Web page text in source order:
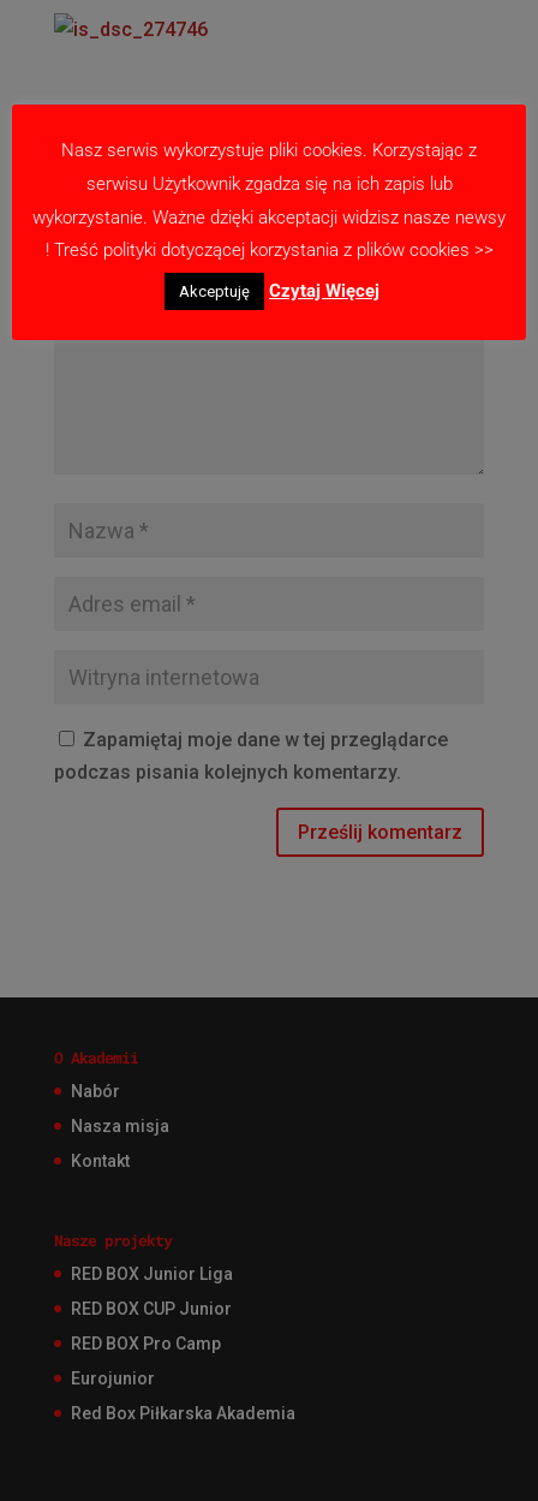
Prześlij komentarz
Twój adres email nie zostanie opublikowany.
Wymagane pola są oznaczone
Zapamiętaj moje dane w tej przeglądarce
podczas pisania kolejnych komentarzy.
O Akademii
Nabór
Nasza misja
Kontakt
Nasze projekty
RED BOX Junior Liga
RED BOX CUP Junior
RED BOX Pro Camp
Eurojunior
Red Box Piłkarska Akademia
Nasz serwis wykorzystuje pliki cookies. Korzystając z
serwisu Użytkownik zgadza się na ich zapis lub
wykorzystanie. Ważne dzięki akceptacji widzisz nasze newsy
! Treść polityki dotyczącej korzystania z plików cookies >>
Akceptuję Czytaj Więcej